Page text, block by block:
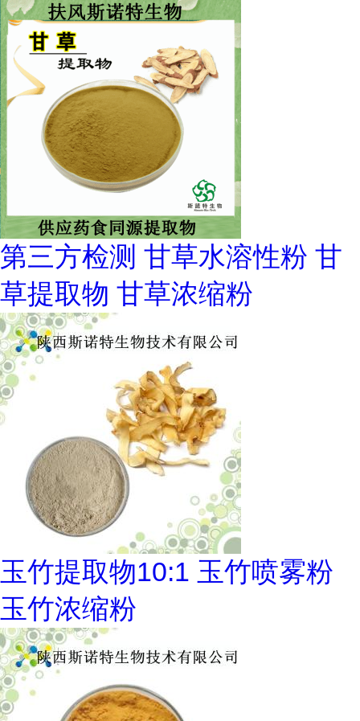
第三方检测 甘草水溶性粉 甘
草提取物 甘草浓缩粉
玉竹提取物10:1 玉竹喷雾粉
玉竹浓缩粉